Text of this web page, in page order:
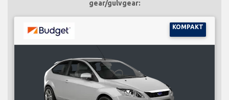
gear/gulvgear:
KOMPAKT